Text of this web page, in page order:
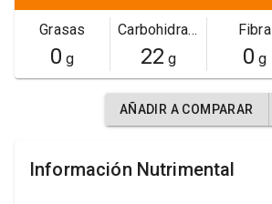
Grasas
0 g
Carbohidratos
22 g
Fibra
0 g
AÑADIR A COMPARAR
Información Nutrimental